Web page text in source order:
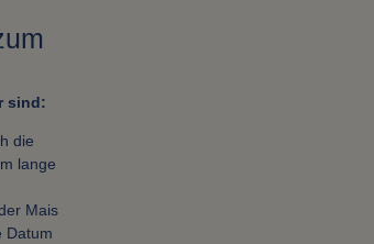
sind:
die
lange
Mais
Datum